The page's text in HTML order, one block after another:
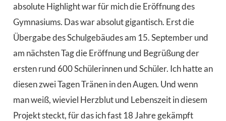
absolute Highlight war für mich die Eröffnung des
Gymnasiums. Das war absolut gigantisch. Erst die
Übergabe des Schulgebäudes am 15. September und
am nächsten Tag die Eröffnung und Begrüßung der
ersten rund 600 Schülerinnen und Schüler. Ich hatte an
diesen zwei Tagen Tränen in den Augen. Und wenn
man weiß, wieviel Herzblut und Lebenszeit in diesem
Projekt steckt, für das ich fast 18 Jahre gekämpft